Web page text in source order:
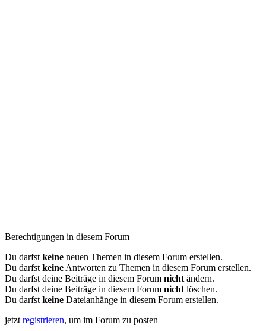
Berechtigungen in diesem Forum
Du darfst keine neuen Themen in diesem Forum erstellen.
Du darfst keine Antworten zu Themen in diesem Forum erstellen.
Du darfst deine Beiträge in diesem Forum nicht ändern.
Du darfst deine Beiträge in diesem Forum nicht löschen.
Du darfst keine Dateianhänge in diesem Forum erstellen.
jetzt registrieren, um im Forum zu posten